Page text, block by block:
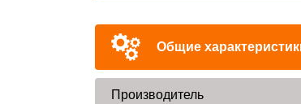
Общие
Производитель